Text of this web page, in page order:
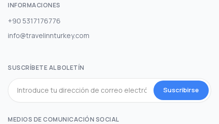
INFORMACIONES
+90 5317176776
info@travelinnturkey.com
SUSCRÍBETE AL BOLETÍN
Suscribirse
MEDIOS DE COMUNICACIÓN SOCIAL